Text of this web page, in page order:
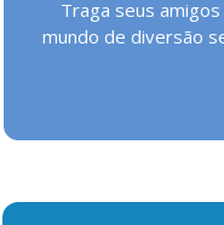
Traga seus
mundo de diversão